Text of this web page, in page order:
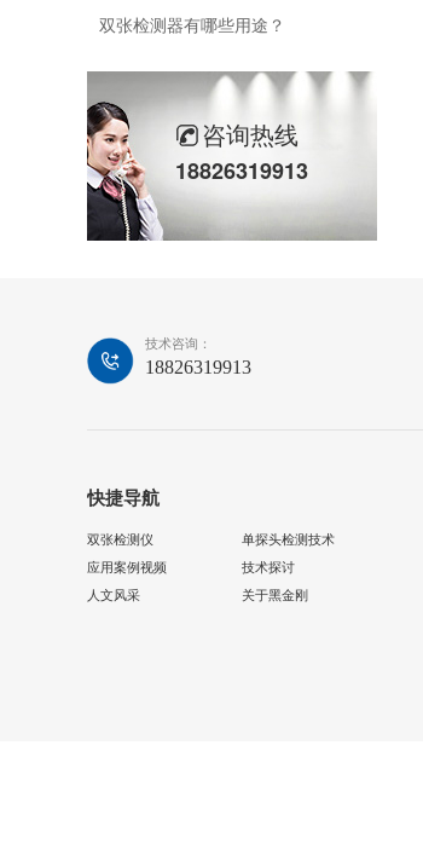
双张检测器有哪些用途？
黑金刚2026年端午节放假通知
2026年五一劳动节放假通知
黑金刚2026年春节放假通知
黑金刚双张检测器：精准检测，助力工业生产
咨询热线
18826319913
技术咨询：
18826319913
快捷导航
双张检测仪 单探头检测技术
应用案例视频 技术探讨
人文风采 关于黑金刚